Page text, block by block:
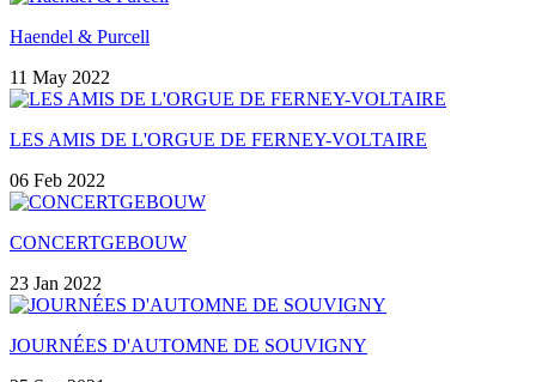
Haendel & Purcell
11 May 2022
LES AMIS DE L'ORGUE DE FERNEY-VOLTAIRE
06 Feb 2022
CONCERTGEBOUW
23 Jan 2022
JOURNÉES D'AUTOMNE DE SOUVIGNY